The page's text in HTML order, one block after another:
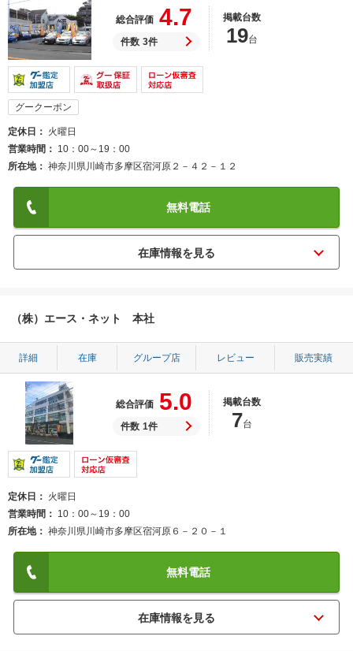
総合評価 4.7
件数 3件
掲載台数
19台
グークーポン
定休日
火曜日
営業時間
10：00～19：00
所在地
神奈川県川崎市多摩区宿河原２－４２－１２
無料電話
（株）エース・ネット 本社
詳細 在庫 グループ店 レビュー 販売実績
総合評価 5.0
件数 1件
掲載台数
7台
定休日
火曜日
営業時間
10：00～19：00
所在地
神奈川県川崎市多摩区宿河原６－２０－１
無料電話